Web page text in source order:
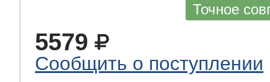
Точное
5579
Сообщить о поступлении